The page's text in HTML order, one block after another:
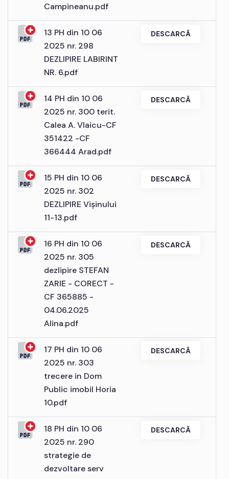
Campineanu.pdf
13 PH din 10 06
2025 nr. 298
DEZLIPIRE LABIRINT
NR. 6.pdf
DESCARCĂ
14 PH din 10 06
2025 nr. 300 terit.
Calea A. Vlaicu-CF
351422 -CF
366444 Arad.pdf
DESCARCĂ
15 PH din 10 06
2025 nr. 302
DEZLIPIRE Vișinului
11-13.pdf
DESCARCĂ
16 PH din 10 06
2025 nr. 305
dezlipire STEFAN
ZARIE - CORECT -
CF 365885 -
04.06.2025
Alina.pdf
DESCARCĂ
17 PH din 10 06
2025 nr. 303
trecere in Dom
Public imobil Horia
10.pdf
DESCARCĂ
18 PH din 10 06
2025 nr. 290
strategie de
dezvoltare serv
DESCARCĂ